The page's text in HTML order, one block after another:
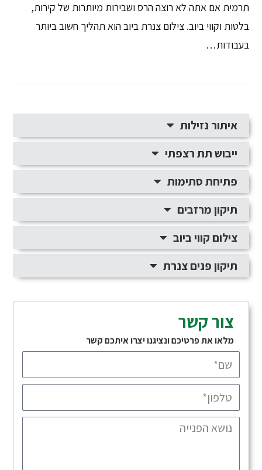
תרמית אם אתה לא רוצה הרס ושבירות מיותרות של קירות,
בלטות וקווי ביוב. צילום צנרת ביוב הוא תהליך חשוב ביותר
בעבודות…
איתור נזילות
ייבוש תת רצפתי
פתיחת סתימות
תיקון מרזבים
צילום קווי ביוב
תיקון פנים צנרת
צור קשר
מלאו את פרטיכם ונציגנו יצרו איתכם קשר